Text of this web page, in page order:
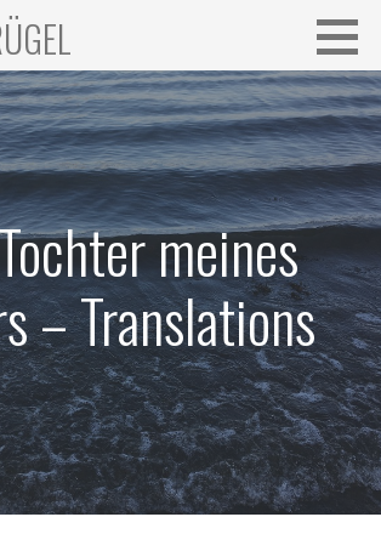
meines
– Translations